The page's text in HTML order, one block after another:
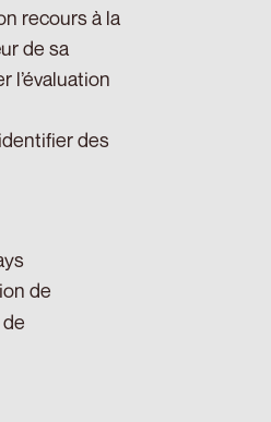
recours à la
de sa
l’évaluation
des
de